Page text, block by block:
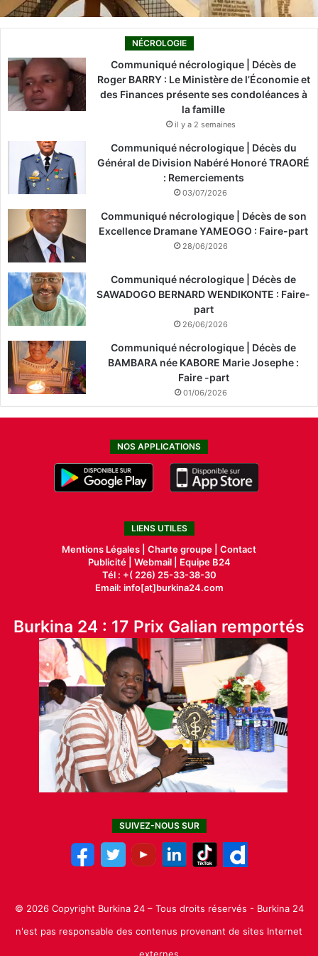
NÉCROLOGIE
Communiqué nécrologique | Décès de
Roger BARRY : Le Ministère de l’Économie et
des Finances présente ses condoléances à
la famille
il y a 2 semaines
Communiqué nécrologique | Décès du
Général de Division Nabéré Honoré TRAORÉ
: Remerciements
03/07/2026
Communiqué nécrologique | Décès de son
Excellence Dramane YAMEOGO : Faire-part
28/06/2026
Communiqué nécrologique | Décès de
SAWADOGO BERNARD WENDIKONTE : Faire-
part
26/06/2026
Communiqué nécrologique | Décès de
BAMBARA née KABORE Marie Josephe :
Faire -part
01/06/2026
NOS APPLICATIONS
LIENS UTILES
Mentions Légales | Charte groupe | Contact
Publicité| Webmail |
Equipe B24
Tél : +( 226) 25-33-38-30
Email: info[at]burkina24.com
Burkina 24 : 17 Prix Galian remportés
SUIVEZ-NOUS SUR
© 2026 Copyright Burkina 24 – Tous droits réservés - Burkina 24
n'est pas responsable des contenus provenant de sites Internet